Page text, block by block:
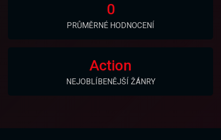
0
PRŮMĚRNÉ HODNOCENÍ
Action
NEJOBLÍBENĚJŠÍ ŽÁNRY